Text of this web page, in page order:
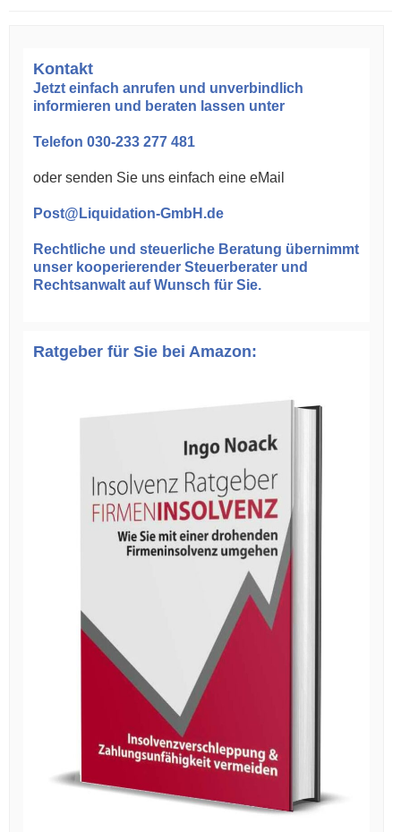
Kontakt
Jetzt einfach anrufen und unverbindlich
informieren und beraten lassen unter
Telefon 030-233 277 481
oder senden Sie uns einfach eine eMail
Post@Liquidation-GmbH.de
Rechtliche und steuerliche Beratung übernimmt
unser kooperierender Steuerberater und
Rechtsanwalt auf Wunsch für Sie.
Ratgeber für Sie bei Amazon: